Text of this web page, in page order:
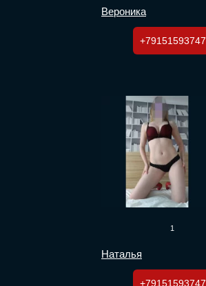
Вероника
+79151593747
1
Наталья
+79151593747